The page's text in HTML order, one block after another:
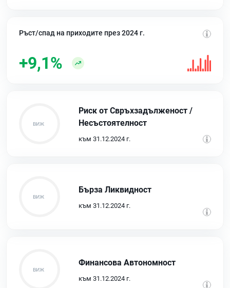
Ръст/спад на приходите през 2024 г.
+9,1%
Риск от Свръхзадълженост /
Несъстоятелност
към 31.12.2024 г.
Бърза Ликвидност
към 31.12.2024 г.
Финансова Автономност
към 31.12.2024 г.